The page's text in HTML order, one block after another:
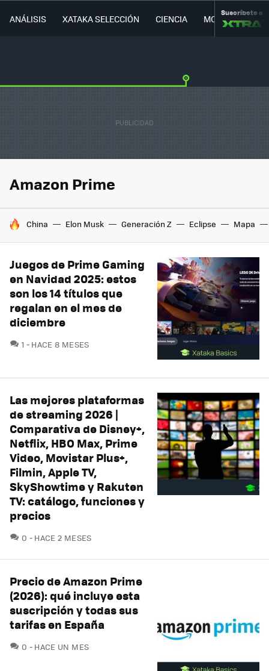
ANÁLISIS XATAKA SELECCIÓN CIENCIA MOVILIDAD
Suscríbete a
Amazon Prime
HOY SE HABLA DE
China Elon Musk Generación Z Eclipse Mapa
Juegos de Prime Gaming
en Navidad 2025: estos
son los 14 títulos que
regalan en el mes de
diciembre
1 COMENTARIOS
HACE 8 MESES
Las mejores plataformas
de streaming 2026 |
Comparativa de Disney+,
Netflix, HBO Max, Prime
Video, Movistar Plus+,
Filmin, Apple TV,
SkyShowtime y Rakuten
TV: catálogo, funciones y
precios
0 COMENTARIOS
HACE 2 MESES
Precio de Amazon Prime
(2026): qué incluye esta
suscripción y todas sus
tarifas en España
0 COMENTARIOS
HACE UN MES